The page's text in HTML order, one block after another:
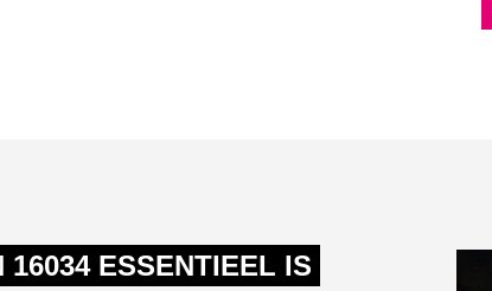
16034 ESSENTIEEL IS